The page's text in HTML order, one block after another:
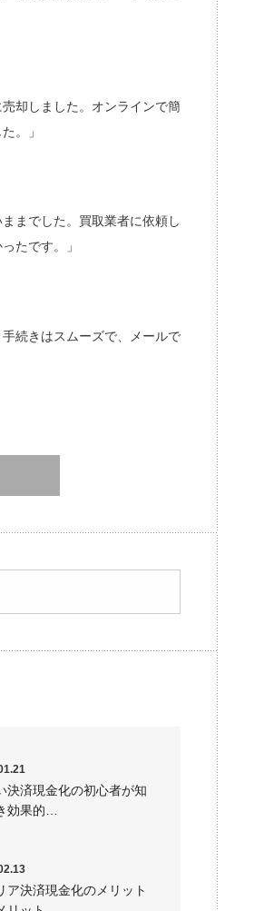
却しました。オンラインで簡
。」
までした。買取業者に依頼し
たです。」
続きはスムーズで、メールで
決済現金化の初心者が知
効果的…
ア決済現金化のメリット